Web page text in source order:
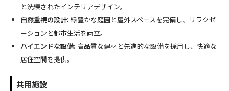
と洗練されたインテリアデザイン。
自然重視の設計: 緑豊かな庭園と屋外スペースを完備し、リラクゼ
ーションと都市生活を両立。
ハイエンドな設備: 高品質な建材と先進的な設備を採用し、快適な
居住空間を提供。
共用施設